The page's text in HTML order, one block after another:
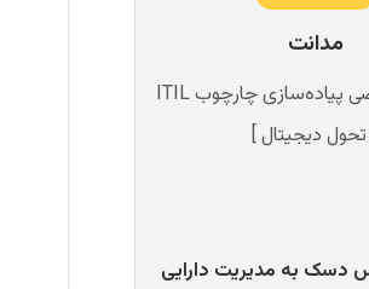
مدانت
[ مجری تخصصی پیاده‌سازی چارچوب ITIL
دیجیتال ]
دسک به مدیریت دارایی